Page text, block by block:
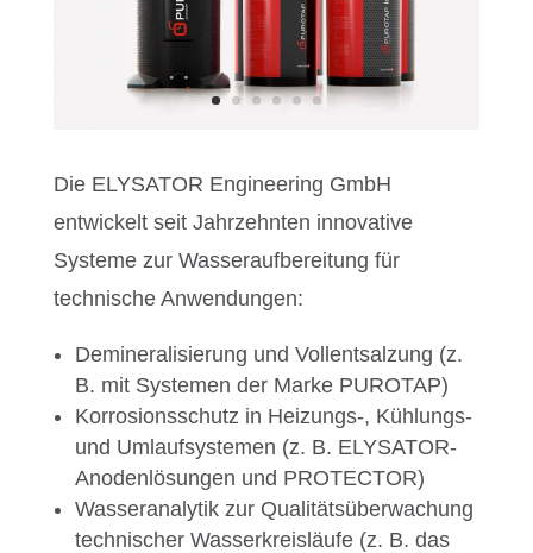
Die ELYSATOR Engineering GmbH
entwickelt seit Jahrzehnten innovative
Systeme zur Wasseraufbereitung für
technische Anwendungen:
Demineralisierung und Vollentsalzung (z.
B. mit Systemen der Marke PUROTAP)
Korrosionsschutz in Heizungs-, Kühlungs-
und Umlaufsystemen (z. B. ELYSATOR-
Anodenlösungen und PROTECTOR)
Wasseranalytik zur Qualitätsüberwachung
technischer Wasserkreisläufe (z. B. das